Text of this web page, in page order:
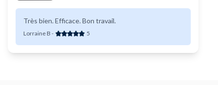
Très bien. Efficace. Bon travail.
Lorraine B - 5